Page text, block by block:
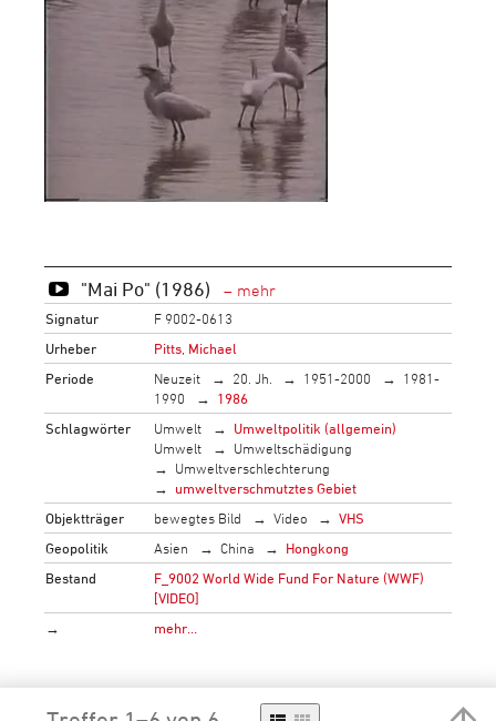
"Mai Po" (1986)
Signatur
F 9002-0613
Urheber
Pitts, Michael
Periode
Neuzeit 20. Jh. 1951-2000
1981-
1990
1986
Schlagwörter
Umwelt
Umweltpolitik (allgemein)
Umwelt
Umweltschädigung
Umweltverschlechterung
umweltverschmutztes Gebiet
Objektträger
bewegtes Bild Video
VHS
Geopolitik
Asien China
Hongkong
Bestand
F_9002 World Wide Fund For Nature (WWF)
[VIDEO]
→
mehr…